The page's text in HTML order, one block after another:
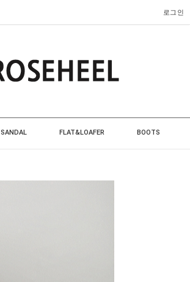
로그인
SANDAL FLAT&LOAFER BOOTS